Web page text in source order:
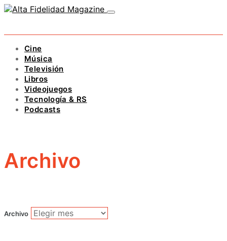
Cine
Música
Televisión
Libros
Videojuegos
Tecnología & RS
Podcasts
Archivo
Archivo